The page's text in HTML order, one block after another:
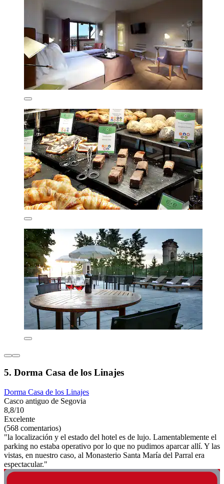
5. Dorma Casa de los Linajes
Dorma Casa de los Linajes
Casco antiguo de Segovia
8,8/10
Excelente
(568 comentarios)
"la localización y el estado del hotel es de lujo. Lamentablemente el
parking no estaba operativo por lo que no pudimos aparcar allí. Y las
vistas, en nuestro caso, al Monasterio Santa María del Parral era
espectacular."